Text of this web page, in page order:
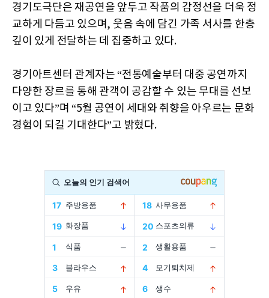
경기도극단은 재공연을 앞두고 작품의 감정선을 더욱 정
교하게 다듬고 있으며, 웃음 속에 담긴 가족 서사를 한층
깊이 있게 전달하는 데 집중하고 있다.
경기아트센터 관계자는 “전통예술부터 대중 공연까지
다양한 장르를 통해 관객이 공감할 수 있는 무대를 선보
이고 있다”며 “5월 공연이 세대와 취향을 아우르는 문화
경험이 되길 기대한다”고 밝혔다.